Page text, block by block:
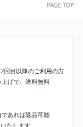
回目以降のご利用の方
げで、送料無料
あれば返品可能